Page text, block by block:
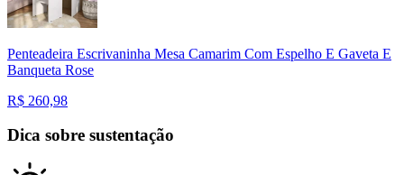
Penteadeira Escrivaninha Mesa Camarim Com Espelho E Gaveta E
Banqueta Rose
R$ 260,98
Dica sobre sustentação